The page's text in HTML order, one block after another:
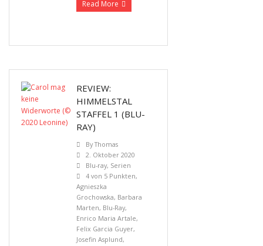
Read More
REVIEW:
HIMMELSTAL
STAFFEL 1 (BLU-
RAY)
ByThomas
2. Oktober 2020
Blu-ray, Serien
4 von 5 Punkten,
Agnieszka
Grochowska, Barbara
Marten, Blu-Ray,
Enrico Maria Artale,
Felix Garcia Guyer,
Josefin Asplund,